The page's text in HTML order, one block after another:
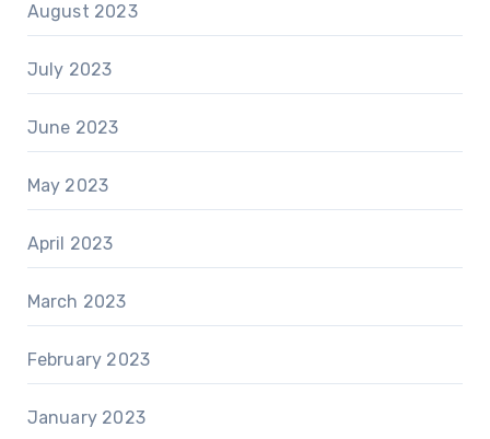
August 2023
July 2023
June 2023
May 2023
April 2023
March 2023
February 2023
January 2023